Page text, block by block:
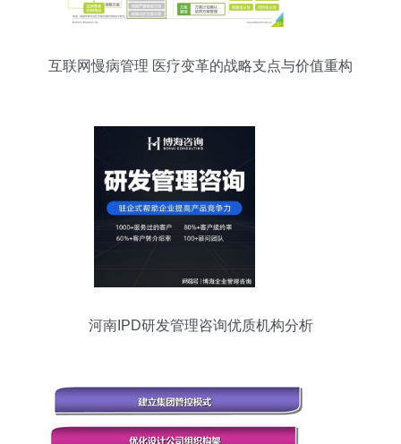
互联网慢病管理 医疗变革的战略支点与价值重构
河南IPD研发管理咨询优质机构分析